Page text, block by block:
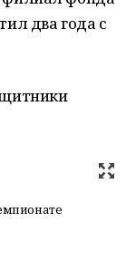
два года с